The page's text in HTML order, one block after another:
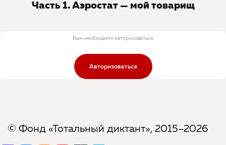
Часть 1. Аэростат — мой товарищ
Вам необходимо авторизоваться.
Авторизоваться
© Фонд «Тотальный диктант», 2015–2026